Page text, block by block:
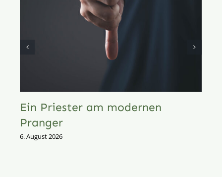
Ein Priester am modernen
Pranger
6. August 2026